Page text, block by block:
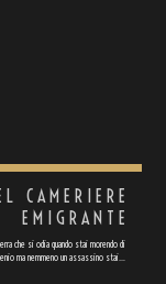
CAMERIERE
EMIGRANTE
che si odia quando stai morendo di
ma nemmeno un assassino stai…